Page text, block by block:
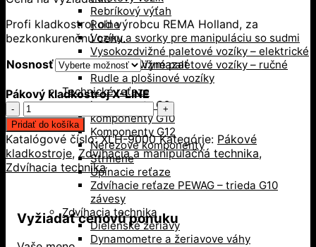
Rebríkový výťah
Roľne
Vozíky a svorky pre manipuláciu so sudmi
Vysokozdvižné paletové vozíky – elektrické
Vysokozdvižné paletové vozíky – ručné
Rudle a plošinové vozíky
Technické reťaze
komponenty G8
komponenty G10
Komponenty G12
Nerezové komponenty
Strmene
Upínacie reťaze
Zdvíhacie reťaze PEWAG – trieda G10
závesy
Zdvíhacia technika
Dielenské žeriavy
Dynamometre a žeriavove váhy
Profi kladkostroj od výrobcu REMA Holland, za
bezkonkurenčnú cenu.
Nosnosť
Vymazať
Pákový kladkostroj X-LINE
množstvo
Pákový
kladkostroj
X-
LINE
Pridať do košíka
Katalógové číslo:XLH-9000 Kategórie: Pákové
kladkostroje, Zdvíhacia a manipulačná technika,
Zdvíhacia technika
Vyžiadať cenovú ponuku